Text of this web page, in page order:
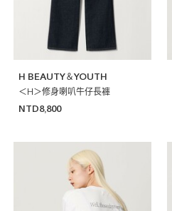
H BEAUTY＆YOUTH
＜H＞修身喇叭牛仔長褲
NTD8,800